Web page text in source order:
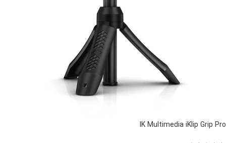
IK Multimedia iKlip Grip Pro